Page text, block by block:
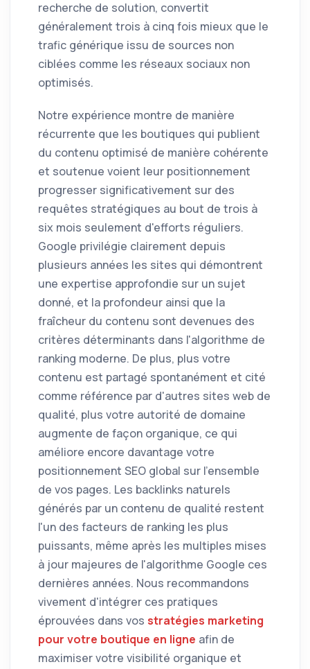
recherche de solution, convertit
généralement trois à cinq fois mieux que le
trafic générique issu de sources non
ciblées comme les réseaux sociaux non
optimisés.
Notre expérience montre de manière
récurrente que les boutiques qui publient
du contenu optimisé de manière cohérente
et soutenue voient leur positionnement
progresser significativement sur des
requêtes stratégiques au bout de trois à
six mois seulement d'efforts réguliers.
Google privilégie clairement depuis
plusieurs années les sites qui démontrent
une expertise approfondie sur un sujet
donné, et la profondeur ainsi que la
fraîcheur du contenu sont devenues des
critères déterminants dans l'algorithme de
ranking moderne. De plus, plus votre
contenu est partagé spontanément et cité
comme référence par d'autres sites web de
qualité, plus votre autorité de domaine
augmente de façon organique, ce qui
améliore encore davantage votre
positionnement SEO global sur l'ensemble
de vos pages. Les backlinks naturels
générés par un contenu de qualité restent
l'un des facteurs de ranking les plus
puissants, même après les multiples mises
à jour majeures de l'algorithme Google ces
dernières années. Nous recommandons
vivement d'intégrer ces pratiques
éprouvées dans vos stratégies marketing
pour votre boutique en ligne afin de
maximiser votre visibilité organique et